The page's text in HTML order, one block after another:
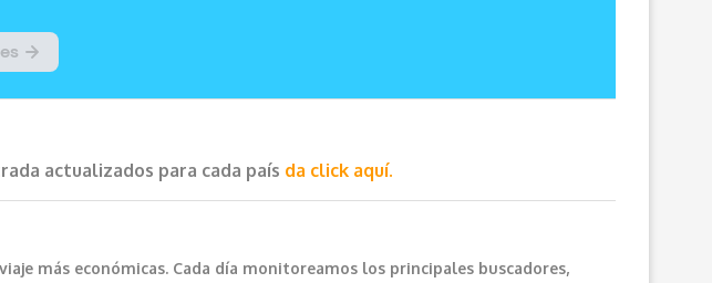
actualizados para cada país da click aquí.
más económicas. Cada día monitoreamos los principales buscadores,